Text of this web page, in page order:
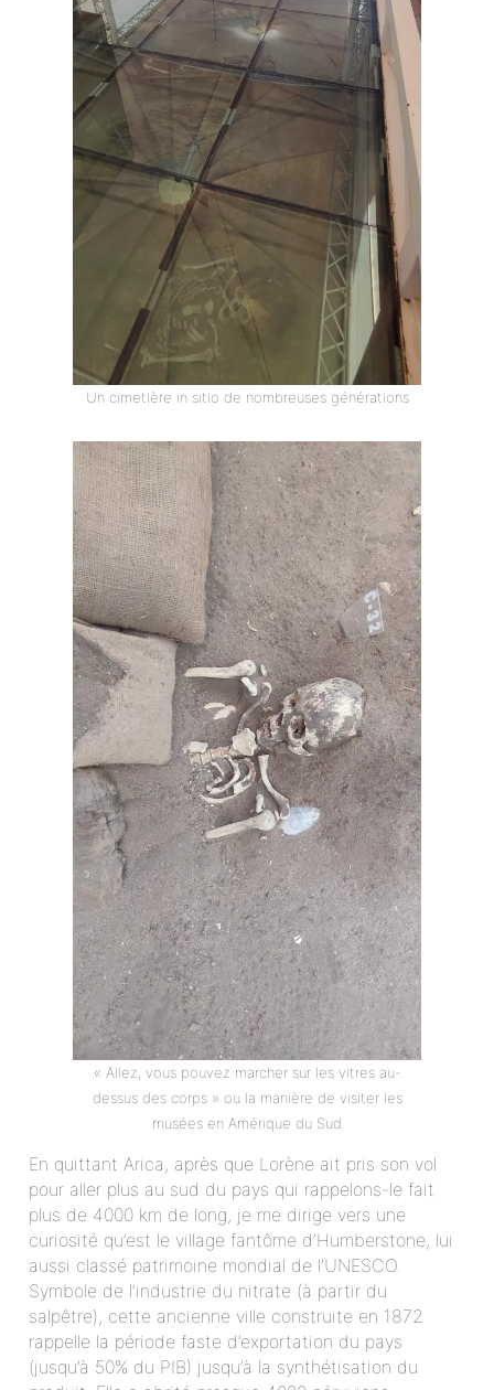
Un cimetière in sitio de nombreuses générations
« Allez, vous pouvez marcher sur les vitres au-
dessus des corps » ou la manière de visiter les
musées en Amérique du Sud
En quittant Arica, après que Lorène ait pris son vol
pour aller plus au sud du pays qui rappelons-le fait
plus de 4000 km de long, je me dirige vers une
curiosité qu’est le village fantôme d’Humberstone, lui
aussi classé patrimoine mondial de l’UNESCO.
Symbole de l’industrie du nitrate (à partir du
salpêtre), cette ancienne ville construite en 1872
rappelle la période faste d’exportation du pays
(jusqu’à 50% du PIB) jusqu’à la synthétisation du